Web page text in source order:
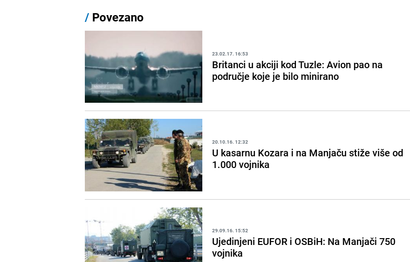
/ Povezano
23.02.17. 16:53
Britanci u akciji kod Tuzle: Avion pao na
područje koje je bilo minirano
20.10.16. 12:32
U kasarnu Kozara i na Manjaču stiže više od
1.000 vojnika
29.09.16. 15:52
Ujedinjeni EUFOR i OSBiH: Na Manjači 750
vojnika